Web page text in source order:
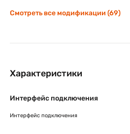
Смотреть все модификации (69)
Характеристики
Интерфейс подключения
Интерфейс подключения